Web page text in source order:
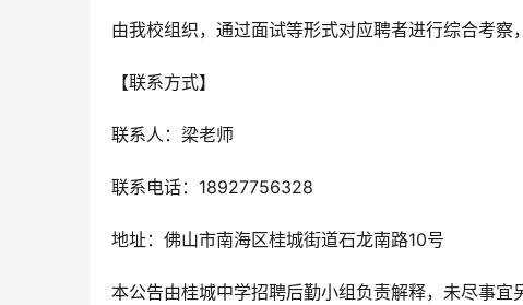
由我校组织，通过面试等形式对应聘者进行综合考察
【联系方式】
联系人：梁老师
联系电话：18927756328
地址：佛山市南海区桂城街道石龙南路10号
本公告由桂城中学招聘后勤小组负责解释，未尽事宜